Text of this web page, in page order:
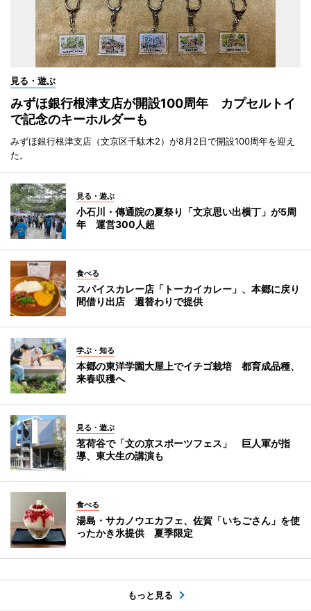
見る・遊ぶ
みずほ銀行根津支店が開設100周年 カプセルトイ
で記念のキーホルダーも
みずほ銀行根津支店（文京区千駄木2）が8月2日で開設100周年を迎え
た。
見る・遊ぶ
小石川・傳通院の夏祭り「文京思い出横丁」が5周
年 運営300人超
食べる
スパイスカレー店「トーカイカレー」、本郷に戻り
間借り出店 週替わりで提供
学ぶ・知る
本郷の東洋学園大屋上でイチゴ栽培 都育成品種、
来春収穫へ
見る・遊ぶ
茗荷谷で「文の京スポーツフェス」 巨人軍が指
導、東大生の講演も
食べる
湯島・サカノウエカフェ、佐賀「いちごさん」を使
ったかき氷提供 夏季限定
もっと見る